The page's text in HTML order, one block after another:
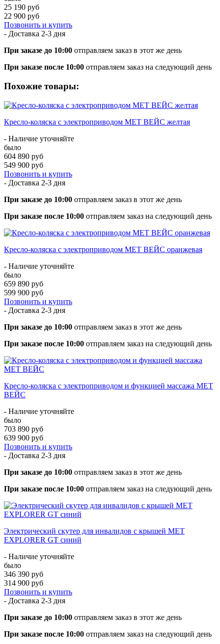
25 190 руб
22 900 руб
Позвонить и купить
- Доставка 2-3 дня
При заказе до 10:00 отправляем заказ в этот же день
При заказе после 10:00 отправляем заказ на следующий день
Похожие товары:
Кресло-коляска с электроприводом MET ВЕЙС желтая
- Наличие уточняйте
было
604 890 руб
549 900 руб
Позвонить и купить
- Доставка 2-3 дня
При заказе до 10:00 отправляем заказ в этот же день
При заказе после 10:00 отправляем заказ на следующий день
Кресло-коляска с электроприводом MET ВЕЙС оранжевая
- Наличие уточняйте
было
659 890 руб
599 900 руб
Позвонить и купить
- Доставка 2-3 дня
При заказе до 10:00 отправляем заказ в этот же день
При заказе после 10:00 отправляем заказ на следующий день
Кресло-коляска с электроприводом и функцией массажа MET
ВЕЙС
- Наличие уточняйте
было
703 890 руб
639 900 руб
Позвонить и купить
- Доставка 2-3 дня
При заказе до 10:00 отправляем заказ в этот же день
При заказе после 10:00 отправляем заказ на следующий день
Электрический скутер для инвалидов с крышей МЕТ
EXPLORER GT синий
- Наличие уточняйте
было
346 390 руб
314 900 руб
Позвонить и купить
- Доставка 2-3 дня
При заказе до 10:00 отправляем заказ в этот же день
При заказе после 10:00 отправляем заказ на следующий день